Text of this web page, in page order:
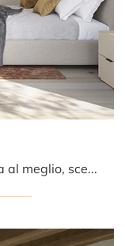
Se vuoi una zona notte ammobiliata al meglio, scegli l'armadio Style N114 con ante scorrevoli di Colombini Casa!